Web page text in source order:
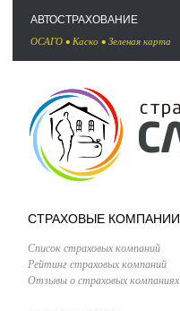
АВТОСТРАХОВАНИЕ
ОСАГО • Каско • Зеленая карта
СТРАХОВЫЕ КОМПАНИИ
Список страховых компаний
Рейтинг страховых компаний
Отзывы о страховых компаниях